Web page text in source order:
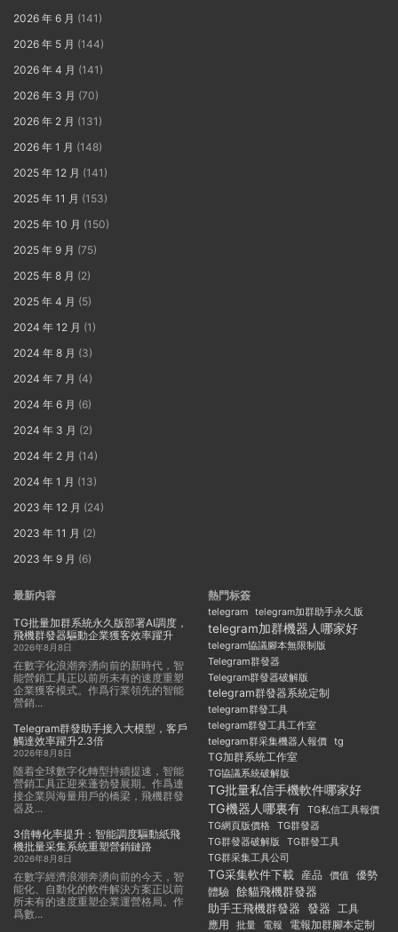
2026 年 6 月 (141)
2026 年 5 月 (144)
2026 年 4 月 (141)
2026 年 3 月 (70)
2026 年 2 月 (131)
2026 年 1 月 (148)
2025 年 12 月 (141)
2025 年 11 月 (153)
2025 年 10 月 (150)
2025 年 9 月 (75)
2025 年 8 月 (2)
2025 年 4 月 (5)
2024 年 12 月 (1)
2024 年 8 月 (3)
2024 年 7 月 (4)
2024 年 6 月 (6)
2024 年 3 月 (2)
2024 年 2 月 (14)
2024 年 1 月 (13)
2023 年 12 月 (24)
2023 年 11 月 (2)
2023 年 9 月 (6)
最新内容
TG批量加群系統永久版部署AI調度，
飛機群發器驅動企業獲客效率躍升
2026年8月8日
在數字化浪潮奔湧向前的新時代，智
能營銷工具正以前所未有的速度重塑
企業獲客模式。作爲行業領先的智能
營銷...
Telegram群發助手接入大模型，客戶
觸達效率躍升2.3倍
2026年8月8日
随着全球數字化轉型持續提速，智能
營銷工具正迎來蓬勃發展期。作爲連
接企業與海量用戶的橋梁，飛機群發
器及...
3倍轉化率提升：智能調度驅動紙飛
機批量采集系統重塑營銷鏈路
2026年8月8日
在數字經濟浪潮奔湧向前的今天，智
能化、自動化的軟件解決方案正以前
所未有的速度重塑企業運營格局。作
爲數...
熱門标簽
telegram telegram加群助手永久版
telegram加群機器人哪家好
telegram協議腳本無限制版
Telegram群發器
Telegram群發器破解版
telegram群發器系統定制
telegram群發工具
telegram群發工具工作室
telegram群采集機器人報價 tg
TG加群系統工作室
TG協議系統破解版
TG批量私信手機軟件哪家好
TG機器人哪裏有 TG私信工具報價
TG網頁版價格
TG群發器
TG群發器破解版
TG群發工具
TG群采集工具公司
TG采集軟件下載 産品 價值 優勢
體驗 餘貓飛機群發器
助手王飛機群發器 發器 工具
應用
批量 電報 電報加群腳本定制